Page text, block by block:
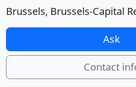
Brussels, Brussels-Capital
Ask
Contact